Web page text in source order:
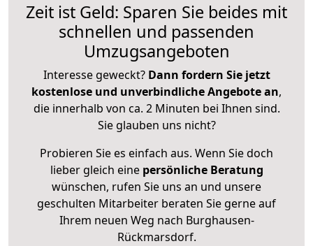
Zeit ist Geld: Sparen Sie beides mit
schnellen und passenden
Umzugsangeboten
Interesse geweckt? Dann fordern Sie jetzt
kostenlose und unverbindliche Angebote an,
die innerhalb von ca. 2 Minuten bei Ihnen sind.
Sie glauben uns nicht?
Probieren Sie es einfach aus. Wenn Sie doch
lieber gleich eine persönliche Beratung
wünschen, rufen Sie uns an und unsere
geschulten Mitarbeiter beraten Sie gerne auf
Ihrem neuen Weg nach Burghausen-
Rückmarsdorf.